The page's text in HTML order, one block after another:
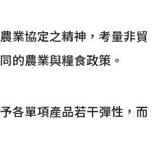
業協定之精神，考量非貿
的農業與糧食政策。
各單項產品若干彈性，而